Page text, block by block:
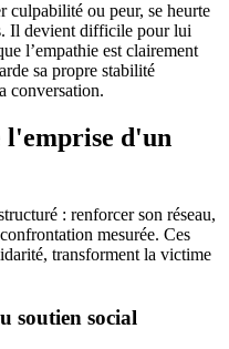
culpabilité ou peur, se heurte
Il devient difficile pour lui
l’empathie est clairement
sa propre stabilité
conversation.
l'emprise d'un
: renforcer son réseau,
mesurée. Ces
transforment la victime
soutien social